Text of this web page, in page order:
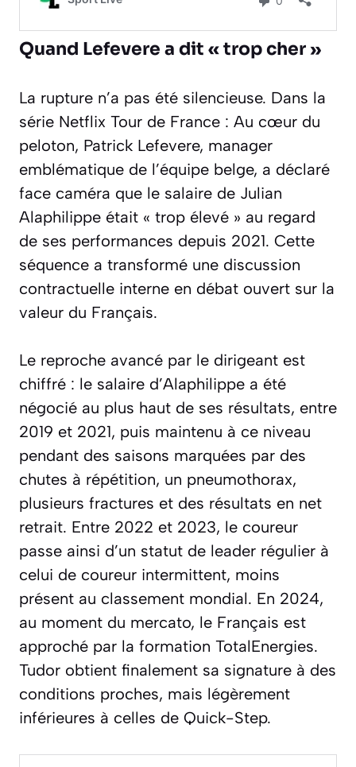
Quand Lefevere a dit « trop cher »
La rupture n’a pas été silencieuse. Dans la
série Netflix Tour de France : Au cœur du
peloton, Patrick Lefevere, manager
emblématique de l’équipe belge, a déclaré
face caméra que le salaire de Julian
Alaphilippe était « trop élevé » au regard
de ses performances depuis 2021. Cette
séquence a transformé une discussion
contractuelle interne en débat ouvert sur la
valeur du Français.
Le reproche avancé par le dirigeant est
chiffré : le salaire d’Alaphilippe a été
négocié au plus haut de ses résultats, entre
2019 et 2021, puis maintenu à ce niveau
pendant des saisons marquées par des
chutes à répétition, un pneumothorax,
plusieurs fractures et des résultats en net
retrait. Entre 2022 et 2023, le coureur
passe ainsi d’un statut de leader régulier à
celui de coureur intermittent, moins
présent au classement mondial. En 2024,
au moment du mercato, le Français est
approché par la formation TotalEnergies.
Tudor obtient finalement sa signature à des
conditions proches, mais légèrement
inférieures à celles de Quick-Step.